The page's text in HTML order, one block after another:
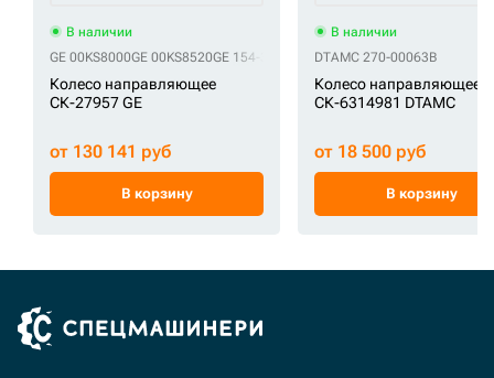
В наличии
GE 00KS8000GE 00KS8520GE 154-30-00770GE 154-30-00770-6
Колесо направляющее
СК-27957 GE
от 130 141 руб
В корзину
В наличии
DTAMC 270-00063B
Колесо направляющее
СК-6314981 DTAMC
от 18 500 руб
В корзину